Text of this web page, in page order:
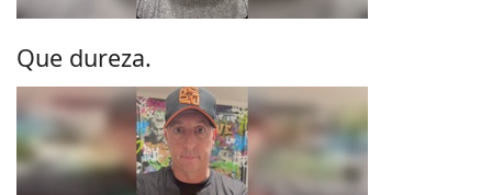
Que dureza.